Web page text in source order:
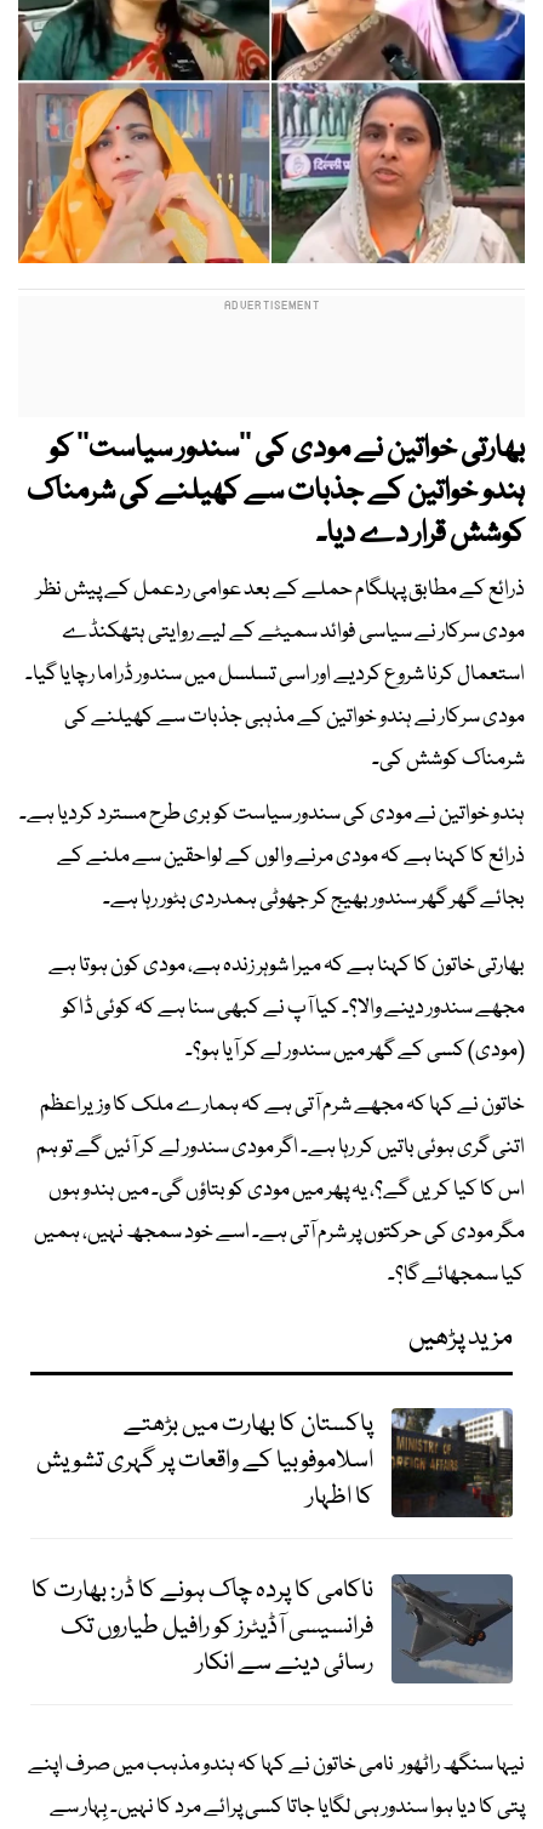
بھارتی خواتین نے مودی کی ’’سندور سیاست‘‘ کو
ہندو خواتین کے جذبات سے کھیلنے کی شرمناک
کوشش قرار دے دیا۔
ذرائع کے مطابق پہلگام حملے کے بعد عوامی ردعمل کے پیش نظر
مودی سرکار نے سیاسی فوائد سمیٹے کے لیے روایتی ہتھکنڈے
استعمال کرنا شروع کردیے اور اسی تسلسل میں سندور ڈراما رچایا گیا۔
مودی سرکار نے ہندو خواتین کے مذہبی جذبات سے کھیلنے کی
شرمناک کوشش کی۔
ہندو خواتین نے مودی کی سندور سیاست کو بری طرح مسترد کردیا ہے۔
ذرائع کا کہنا ہے کہ مودی مرنے والوں کے لواحقین سے ملنے کے
بجائے گھر گھر سندور بھیج کر جھوٹی ہمدردی بٹور رہا ہے۔
بھارتی خاتون کا کہنا ہے کہ میرا شوہر زندہ ہے، مودی کون ہوتا ہے
مجھے سندور دینے والا؟۔ کیا آپ نے کبھی سنا ہے کہ کوئی ڈاکو
(مودی) کسی کے گھر میں سندور لے کر آیا ہو؟۔
خاتون نے کہا کہ مجھے شرم آتی ہے کہ ہمارے ملک کا وزیراعظم
اتنی گری ہوئی باتیں کر رہا ہے۔ اگر مودی سندور لے کر آئیں گے تو ہم
اس کا کیا کریں گے؟، یہ پھر میں مودی کو بتاؤں گی۔ میں ہندو ہوں
مگر مودی کی حرکتوں پر شرم آتی ہے۔ اسے خود سمجھ نہیں، ہمیں
کیا سمجھائے گا؟۔
مزید پڑھیں
پاکستان کا بھارت میں بڑھتے
اسلاموفوبیا کے واقعات پر گہری تشویش
کا اظہار
ناکامی کا پردہ چاک ہونے کا ڈر: بھارت کا
فرانسیسی آڈیٹرز کو رافیل طیاروں تک
رسائی دینے سے انکار
نیہا سنگھ راٹھور نامی خاتون نے کہا کہ ہندو مذہب میں صرف اپنے
پتی کا دیا ہوا سندور ہی لگایا جاتا کسی پرائے مرد کا نہیں۔ بِہار سے